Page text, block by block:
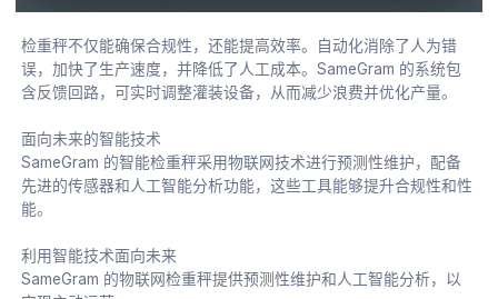
检重秤不仅能确保合规性，还能提高效率。自动化消除了人为错
误，加快了生产速度，并降低了人工成本。SameGram 的系统包
含反馈回路，可实时调整灌装设备，从而减少浪费并优化产量。
面向未来的智能技术
SameGram 的智能检重秤采用物联网技术进行预测性维护，配备
先进的传感器和人工智能分析功能，这些工具能够提升合规性和性
能。
利用智能技术面向未来
SameGram 的物联网检重秤提供预测性维护和人工智能分析，以